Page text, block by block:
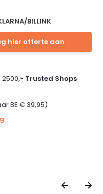
BILLINK
hier offerte aan
Trusted Shops
BE € 39,95)